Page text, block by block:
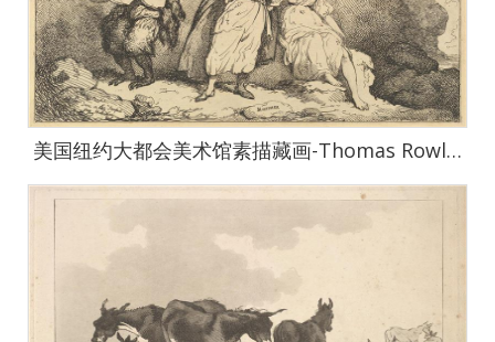
美国纽约大都会美术馆素描藏画-Thomas RowlandsonScene from the Tempest-1623